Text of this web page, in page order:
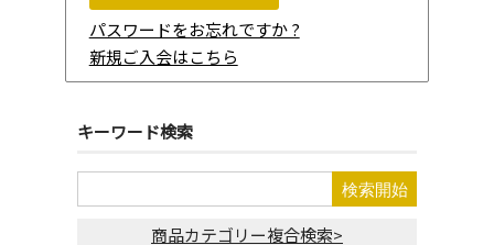
パスワードをお忘れですか ?
新規ご入会はこちら
キーワード検索
商品カテゴリー複合検索>